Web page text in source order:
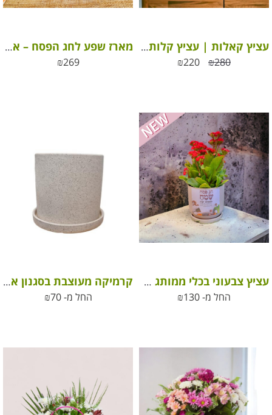
עציץ קאלות | עציץ קלות צבעוני בכלי
₪280
₪220
מארז שפע לחג הפסח – ארגז עץ מעוצב, סבון טבעי, עציץ צבעוני ועוד
₪269
עציץ צבעוני בכלי ממותג לחג
החל מ-
₪130
קרמיקה מעוצבת בסגנון אבן וינטג’
החל מ-
₪70